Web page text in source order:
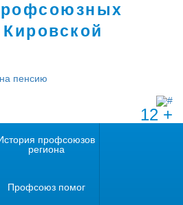
12 +
профсоюзов
региона
Профсоюз помог